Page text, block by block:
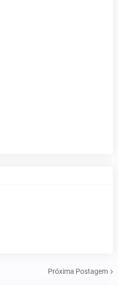
Próxima Postagem